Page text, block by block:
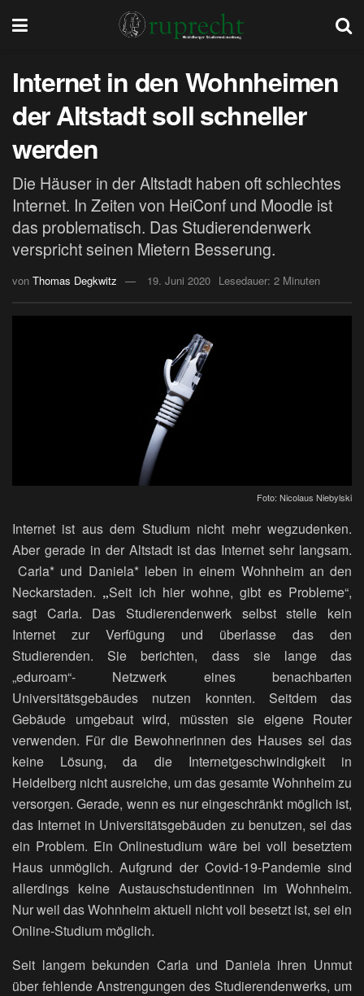
Internet in den Wohnheimen
der Altstadt soll schneller
werden
Die Häuser in der Altstadt haben oft schlechtes
Internet. In Zeiten von HeiConf und Moodle ist
das problematisch. Das Studierendenwerk
verspricht seinen Mietern Besserung.
von Thomas Degkwitz 19. Juni 2020 Lesedauer: 2 Minuten
Foto: Nicolaus Niebylski
Internet ist aus dem Studium nicht mehr wegzudenken.
Aber gerade in der Altstadt ist das Internet sehr langsam.
Carla* und Daniela* leben in einem Wohnheim an den
Neckarstaden. „Seit ich hier wohne, gibt es Probleme“,
sagt Carla. Das Studierendenwerk selbst stelle kein
Internet zur Verfügung und überlasse das den
Studierenden. Sie berichten, dass sie lange das
„eduroam“- Netzwerk eines benachbarten
Universitätsgebäudes nutzen konnten. Seitdem das
Gebäude umgebaut wird, müssten sie eigene Router
verwenden. Für die Bewohnerinnen des Hauses sei das
keine Lösung, da die Internetgeschwindigkeit in
Heidelberg nicht ausreiche, um das gesamte Wohnheim zu
versorgen. Gerade, wenn es nur eingeschränkt möglich ist,
das Internet in Universitätsgebäuden zu benutzen, sei das
ein Problem. Ein Onlinestudium wäre bei voll besetztem
Haus unmöglich. Aufgrund der Covid-19-Pandemie sind
allerdings keine Austauschstudentinnen im Wohnheim.
Nur weil das Wohnheim aktuell nicht voll besetzt ist, sei ein
Online-Studium möglich.
Seit langem bekunden Carla und Daniela ihren Unmut
über fehlende Anstrengungen des Studierendenwerks, um